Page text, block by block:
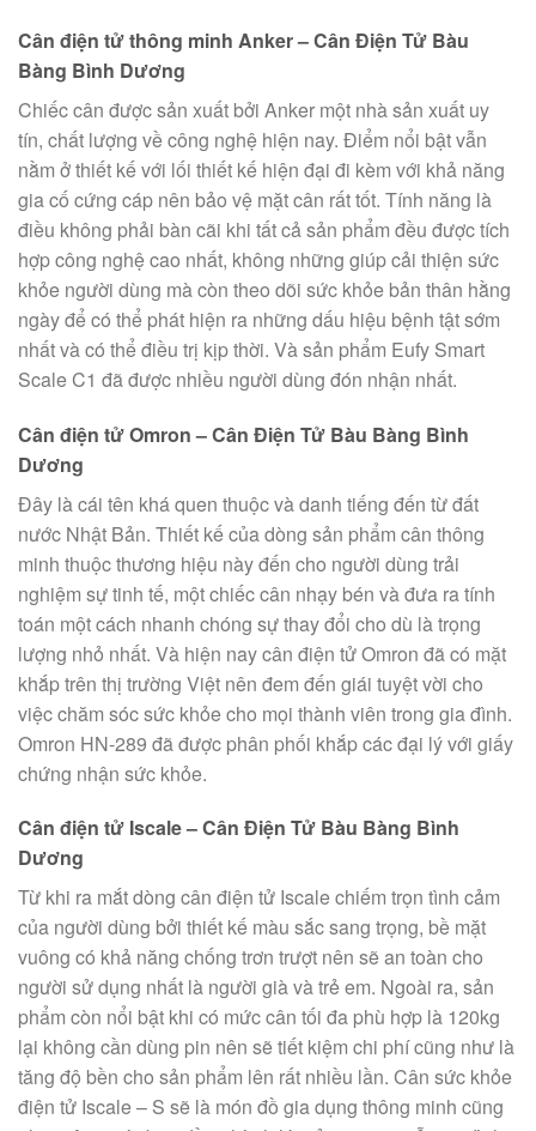
Cân điện tử thông minh Anker – Cân Điện Tử Bàu
Bàng Bình Dương
Chiếc cân được sản xuất bởi Anker một nhà sản xuất uy
tín, chất lượng về công nghệ hiện nay. Điểm nổi bật vẫn
nằm ở thiết kế với lối thiết kế hiện đại đi kèm với khả năng
gia cố cứng cáp nên bảo vệ mặt cân rất tốt. Tính năng là
điều không phải bàn cãi khi tất cả sản phẩm đều được tích
hợp công nghệ cao nhất, không những giúp cải thiện sức
khỏe người dùng mà còn theo dõi sức khỏe bản thân hằng
ngày để có thể phát hiện ra những dấu hiệu bệnh tật sớm
nhất và có thể điều trị kịp thời. Và sản phẩm Eufy Smart
Scale C1 đã được nhiều người dùng đón nhận nhất.
Cân điện tử Omron – Cân Điện Tử Bàu Bàng Bình
Dương
Đây là cái tên khá quen thuộc và danh tiếng đến từ đất
nước Nhật Bản. Thiết kế của dòng sản phẩm cân thông
minh thuộc thương hiệu này đến cho người dùng trải
nghiệm sự tinh tế, một chiếc cân nhạy bén và đưa ra tính
toán một cách nhanh chóng sự thay đổi cho dù là trọng
lượng nhỏ nhất. Và hiện nay cân điện tử Omron đã có mặt
khắp trên thị trường Việt nên đem đến giái tuyệt vời cho
việc chăm sóc sức khỏe cho mọi thành viên trong gia đình.
Omron HN-289 đã được phân phối khắp các đại lý với giấy
chứng nhận sức khỏe.
Cân điện tử Iscale – Cân Điện Tử Bàu Bàng Bình
Dương
Từ khi ra mắt dòng cân điện tử Iscale chiếm trọn tình cảm
của người dùng bởi thiết kế màu sắc sang trọng, bề mặt
vuông có khả năng chống trơn trượt nên sẽ an toàn cho
người sử dụng nhất là người già và trẻ em. Ngoài ra, sản
phẩm còn nổi bật khi có mức cân tối đa phù hợp là 120kg
lại không cần dùng pin nên sẽ tiết kiệm chi phí cũng như là
tăng độ bền cho sản phẩm lên rất nhiều lần. Cân sức khỏe
điện tử Iscale – S sẽ là món đồ gia dụng thông minh cũng